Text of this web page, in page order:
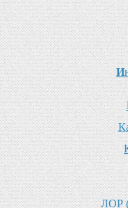
И
К
ЛОР